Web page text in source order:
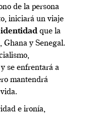
de la persona
iniciará un viaje
identidad que la
y Senegal.
se enfrentará a
mantendrá
e ironía,